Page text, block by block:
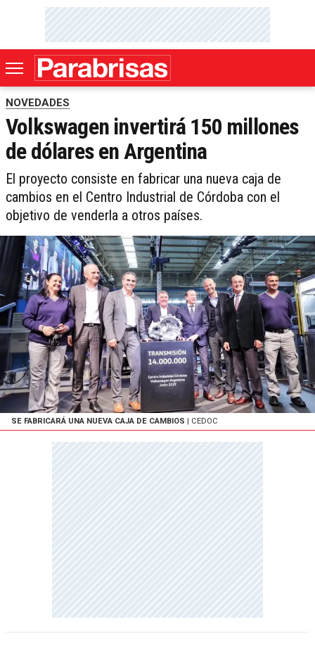
NOVEDADES
Volkswagen invertirá 150 millones
de dólares en Argentina
El proyecto consiste en fabricar una nueva caja de
cambios en el Centro Industrial de Córdoba con el
objetivo de venderla a otros países.
SE FABRICARÁ UNA NUEVA CAJA DE CAMBIOS | CEDOC